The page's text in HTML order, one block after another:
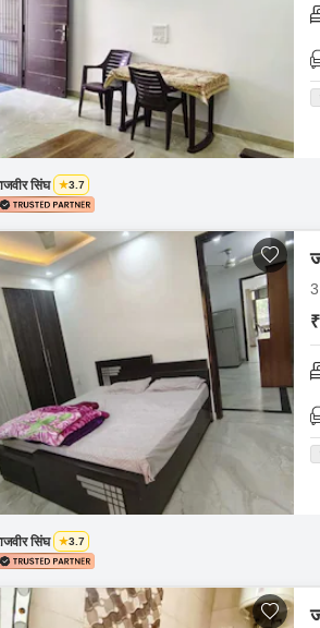
False Ceiling Design
TV Unit Design
Wall Paint Design
Wall Design
Kitchen Tiles Design
Kitchen False Ceiling
Staircase Design
Door Design
Crockery Unit Design
Study Room Design
Mortgage
SuperAgent
सिंघ 3.7
सिंघ 3.7